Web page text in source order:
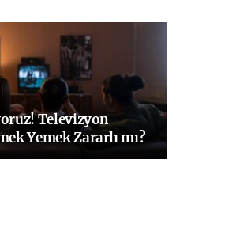
Televizyon
Yemek Zararlı mı?